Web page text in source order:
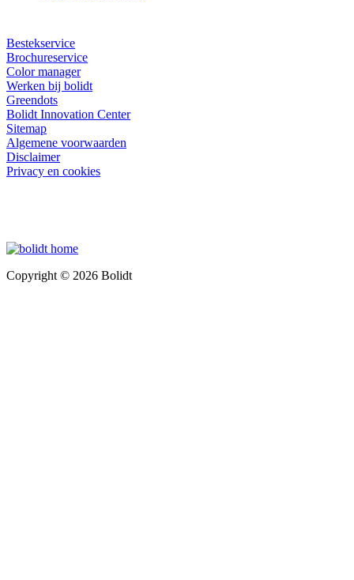
Bestekservice
Brochureservice
Color manager
Werken bij bolidt
Greendots
Bolidt Innovation Center
Sitemap
Algemene voorwaarden
Disclaimer
Privacy en cookies
Copyright © 2026 Bolidt